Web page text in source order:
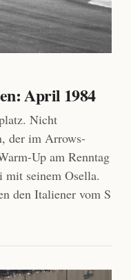
April 1984
Nicht
der im Arrows-
Up am Renntag
mit seinem Osella.
den Italiener vom S